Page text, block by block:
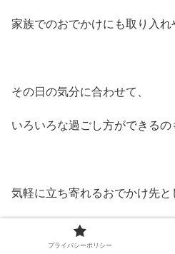
家族でのおでかけにも取り入れ
その日の気分に合わせて、
いろいろな過ごし方ができるの
気軽に立ち寄れるおでかけ先と
覚えておきたい公園です。
プライバシーポリシー